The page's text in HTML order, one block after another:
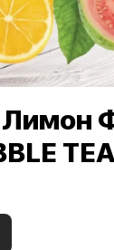
Лимон
TEA